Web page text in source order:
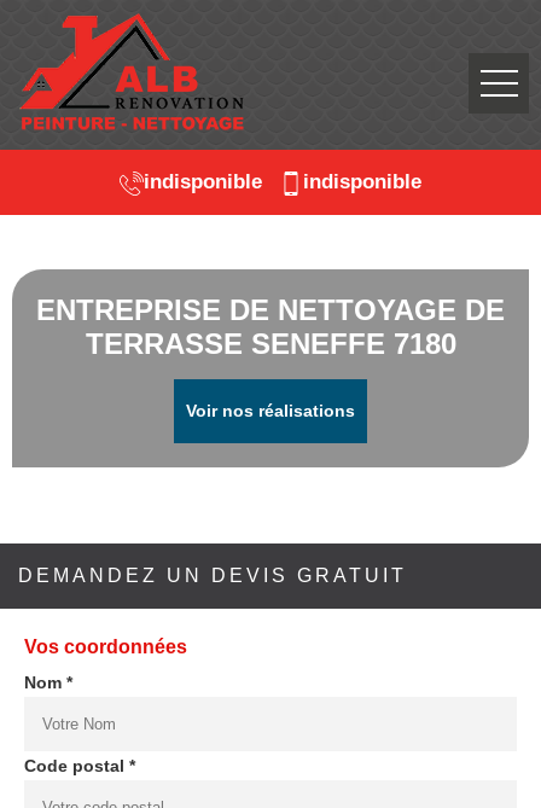
indisponible indisponible
ENTREPRISE DE NETTOYAGE DE
TERRASSE SENEFFE 7180
Voir nos réalisations
DEMANDEZ UN DEVIS GRATUIT
Vos coordonnées
Nom *
Code postal *